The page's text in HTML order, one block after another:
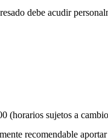
debe acudir
(horarios sujetos a
recomendable